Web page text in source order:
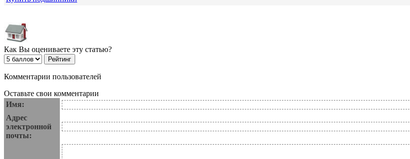
Как Вы оцениваете эту статью?
Комментарии пользователей
Оставьте свои комментарии
Имя:
Адрес
электронной
почты: